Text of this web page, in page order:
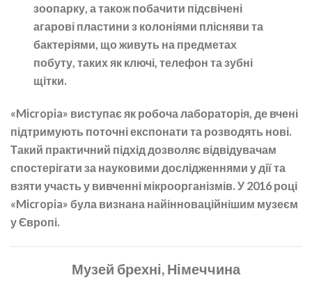
зоопарку, а також побачити підсвічені
агарові пластини з колоніями плісняви та
бактеріями, що живуть на предметах
побуту, таких як ключі, телефон та зубні
щітки.
«Micropia» виступає як робоча лабораторія, де вчені
підтримують поточні експонати та розводять нові.
Такий практичний підхід дозволяє відвідувачам
спостерігати за науковими дослідженнями у дії та
взяти участь у вивченні мікроорганізмів. У 2016 році
«Micropia» була визнана найінноваційнішим музеєм
у Європі.
Музей брехні, Німеччина